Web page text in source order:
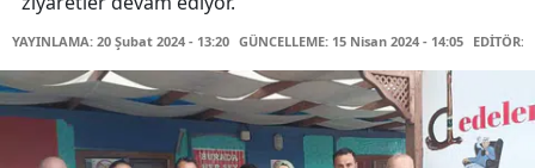
YAYINLAMA: 20 Şubat 2024 - 13:20 GÜNCELLEME: 15 Nisan 2024 - 14:05 EDİTÖR: